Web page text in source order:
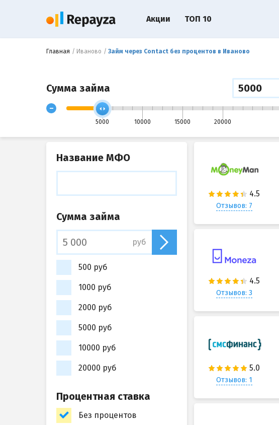
Главная Иваново Займ через Contact без процентов в Иваново
Сумма займа
-
5000 10000 15000 20000
Отзывов: 7
Отзывов: 3
Отзывов: 1
Название МФО
Сумма займа
руб
500 руб
1000 руб
2000 руб
5000 руб
10000 руб
20000 руб
Процентная ставка
Без процентов
Акции ТОП 10